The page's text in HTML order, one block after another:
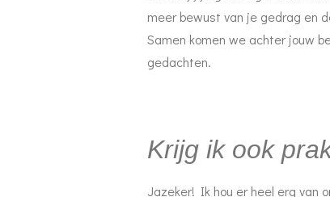
meer bewust van je gedrag en
Samen komen we achter jouw
gedachten.
Krijg ik ook
Jazeker! Ik hou er heel erg van